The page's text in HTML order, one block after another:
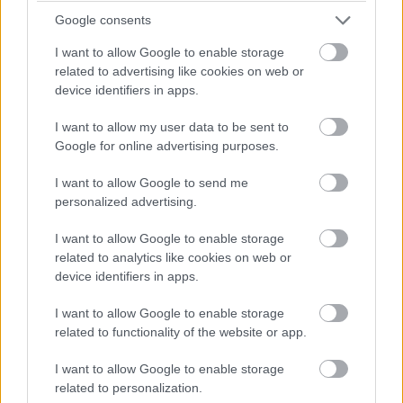
Google consents
I want to allow Google to enable storage
related to advertising like cookies on web or
device identifiers in apps.
I want to allow my user data to be sent to
Google for online advertising purposes.
I want to allow Google to send me
personalized advertising.
I want to allow Google to enable storage
related to analytics like cookies on web or
device identifiers in apps.
I want to allow Google to enable storage
related to functionality of the website or app.
I want to allow Google to enable storage
related to personalization.
turbópékek versenyzőjét, Nick Yellolyt bokszutcai gyorshajtás
miatt vizsgálják!
Fuocót ezúttal azzal biztatják, hogy sokkal több
pályaelhagyása van az előtte haladó Porschének, szóval ő
Fuocónak jelzik, hogy nyugodtan nyomja ki az autó
szemét, mert a 4. helynél hátrébb úgyse esik...
helyen haladó Porschét. Kubica előnye 35 másodperc felett.